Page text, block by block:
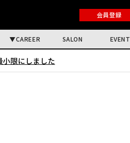
会員登録
CAREER SALON EVENT
限にしました